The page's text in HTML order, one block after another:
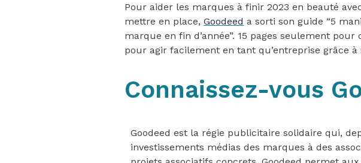
Pour aider les marques à finir 2023 en beauté
mettre en place,Goodeed a sorti son guide “5
marque en fin d’année”. 15 pages seulement
pour agir facilement en tant qu’entreprise grâce
Connaissez-vous
Goodeed est la régie publicitaire solidaire qui,
investissements médias des marques à des